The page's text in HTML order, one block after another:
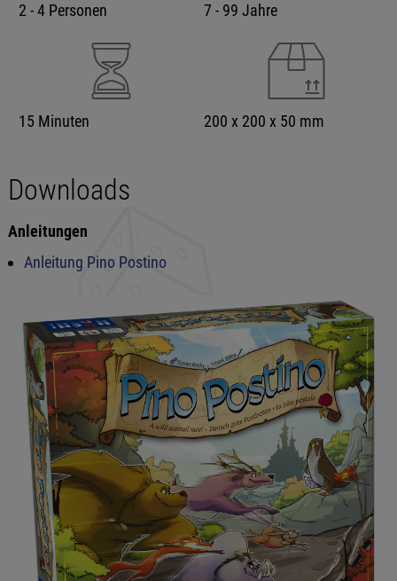
2 - 4 Personen 7 - 99 Jahre
15 Minuten 200 x 200 x 50 mm
Downloads
Anleitungen
Anleitung Pino Postino